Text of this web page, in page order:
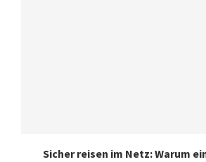
Sicher reisen im Netz: Warum